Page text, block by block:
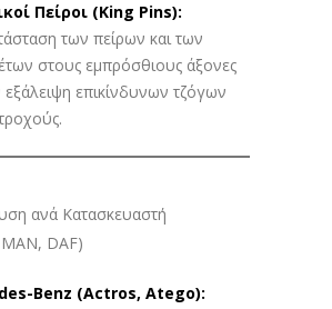
Πείροι (King Pins):
των πείρων και των
στους εμπρόσθιους άξονες
εξάλειψη επικίνδυνων τζόγων
ανά Κατασκευαστή
DAF)
Benz (Actros, Atego):